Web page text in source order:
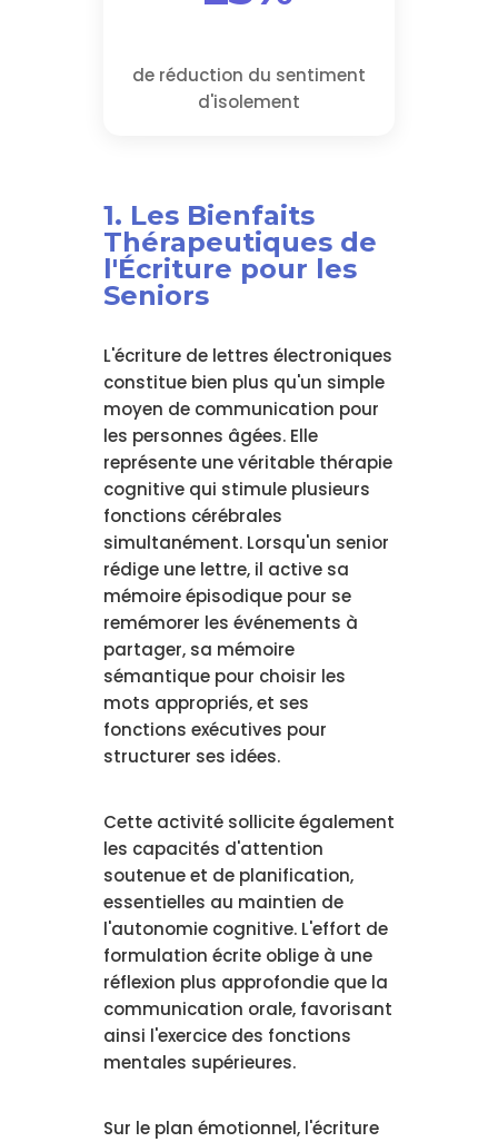
de réduction du sentiment
d'isolement
1. Les Bienfaits
Thérapeutiques de
l'Écriture pour les
Seniors
L'écriture de lettres électroniques
constitue bien plus qu'un simple
moyen de communication pour
les personnes âgées. Elle
représente une véritable thérapie
cognitive qui stimule plusieurs
fonctions cérébrales
simultanément. Lorsqu'un senior
rédige une lettre, il active sa
mémoire épisodique pour se
remémorer les événements à
partager, sa mémoire
sémantique pour choisir les
mots appropriés, et ses
fonctions exécutives pour
structurer ses idées.
Cette activité sollicite également
les capacités d'attention
soutenue et de planification,
essentielles au maintien de
l'autonomie cognitive. L'effort de
formulation écrite oblige à une
réflexion plus approfondie que la
communication orale, favorisant
ainsi l'exercice des fonctions
mentales supérieures.
Sur le plan émotionnel, l'écriture